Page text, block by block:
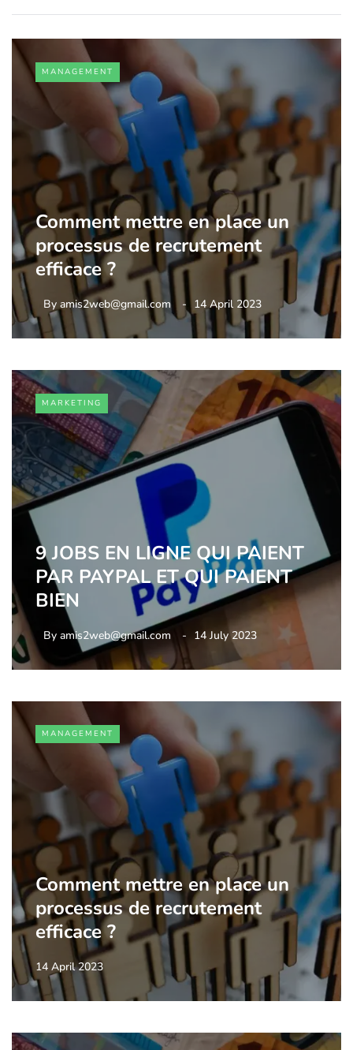
MANAGEMENT
Comment mettre en place un
processus de recrutement
efficace ?
By amis2web@gmail.com 14 April 2023
MARKETING
9 JOBS EN LIGNE QUI PAIENT
PAR PAYPAL ET QUI PAIENT
BIEN
By amis2web@gmail.com 14 July 2023
MANAGEMENT
Comment mettre en place un
processus de recrutement
efficace ?
14 April 2023